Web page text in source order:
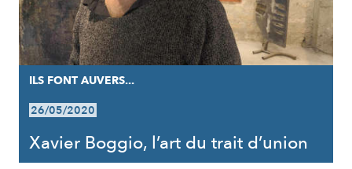
ILS FONT AUVERS...
26/05/2020
Xavier Boggio, l’art du trait d’union